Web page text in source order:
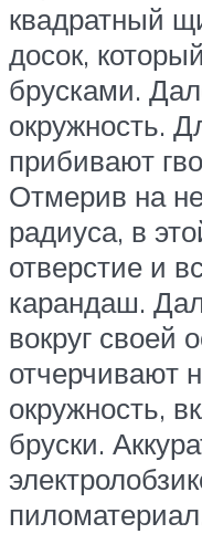
квадратный
досок,
брусками.
окружность.
прибивают
Отмерив на
радиуса, в
отверстие и
карандаш.
вокруг своей
отчерчивают
окружность,
бруски.